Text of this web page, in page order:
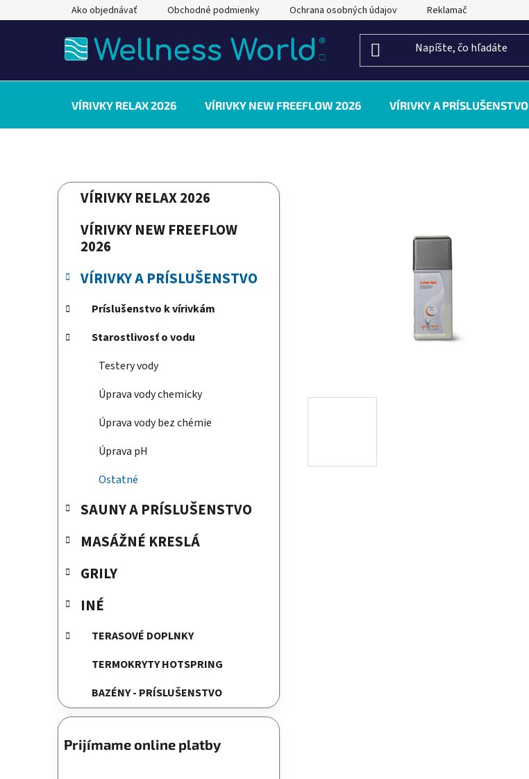
na
Ako objednávať Obchodné podmienky Ochrana osobných údajov Reklamačný poriadok
VÍRIVKY RELAX 2026 VÍRIVKY NEW FREEFLOW 2026 VÍRIVKY A PRÍSLUŠENSTVO
B
p
n
e
Preskočiť
kategórie
K
r
e
VÍRIVKY RELAX 2026
VÍRIVKY NEW FREEFLOW
2026
VÍRIVKY A PRÍSLUŠENSTVO
Príslušenstvo k vírivkám
Starostlivosť o vodu
Testery vody
Úprava vody chemicky
Úprava vody bez chémie
Úprava pH
Ostatné
SAUNY A PRÍSLUŠENSTVO
MASÁŽNÉ KRESLÁ
GRILY
INÉ
TERASOVÉ DOPLNKY
TERMOKRYTY HOTSPRING
BAZÉNY - PRÍSLUŠENSTVO
Prijímame online platby